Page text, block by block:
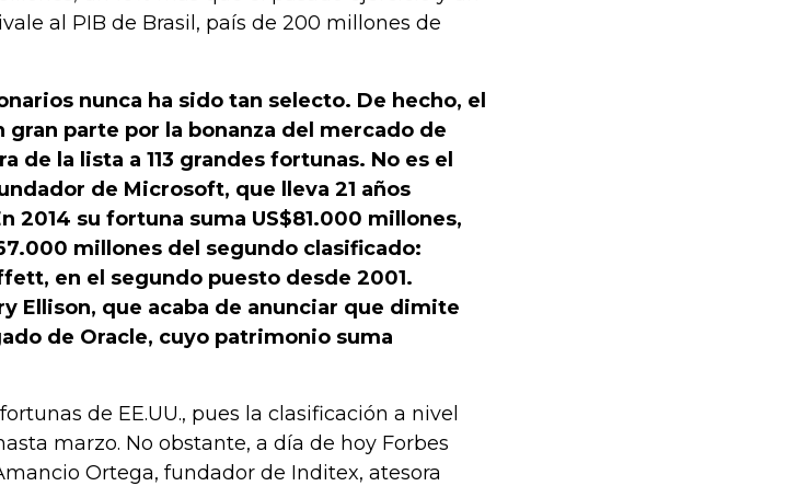
al PIB de Brasil, país de 200 millones de
nunca ha sido tan selecto. De hecho, el
parte por la bonanza del mercado de
de la lista a 113 grandes fortunas. No es el
de Microsoft, que lleva 21 años
2014 su fortuna suma US$81.000 millones,
millones del segundo clasificado:
en el segundo puesto desde 2001.
Ellison, que acaba de anunciar que dimite
de Oracle, cuyo patrimonio suma
de EE.UU., pues la clasificación a nivel
marzo. No obstante, a día de hoy Forbes
Ortega, fundador de Inditex, atesora